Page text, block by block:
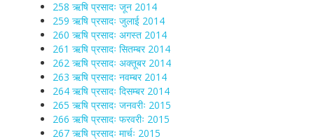
258 ऋषि प्रसादः जून 2014
259 ऋषि प्रसादः जुलाई 2014
260 ऋषि प्रसादः अगस्त 2014
261 ऋषि प्रसादः सितम्बर 2014
262 ऋषि प्रसादः अक्तूबर 2014
263 ऋषि प्रसादः नवम्बर 2014
264 ऋषि प्रसादः दिसम्बर 2014
265 ऋषि प्रसादः जनवरीः 2015
266 ऋषि प्रसादः फरवरीः 2015
267 ऋषि प्रसादः मार्चः 2015